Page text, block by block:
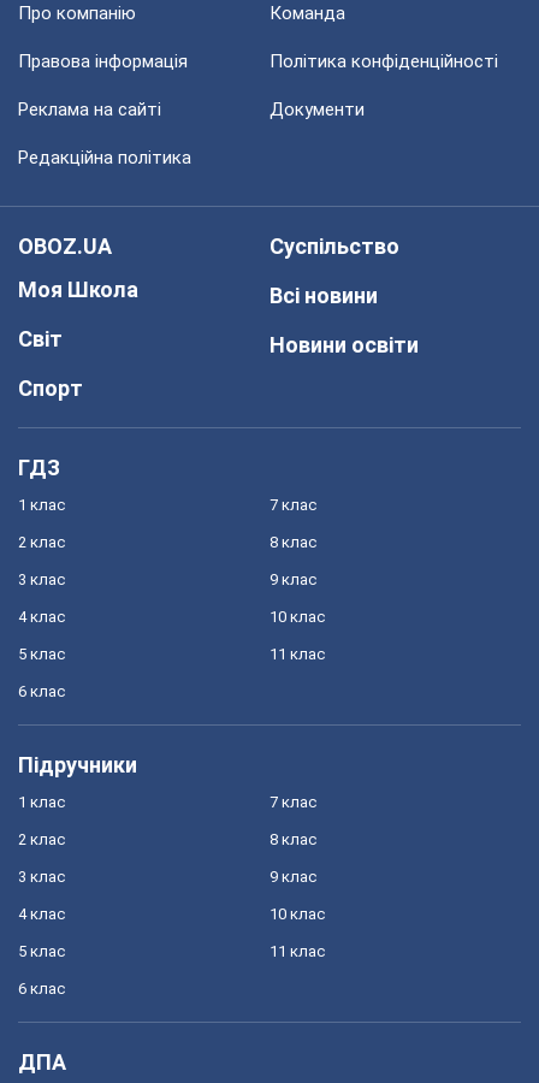
Про компанію Команда
Правова інформація Політика конфіденційності
Реклама на сайті Документи
Редакційна політика
OBOZ.UA
Моя Школа
Світ
Спорт
Суспільство
Всі новини
Новини освіти
ГДЗ
1 клас
2 клас
3 клас
4 клас
5 клас
6 клас
7 клас
8 клас
9 клас
10 клас
11 клас
Підручники
1 клас
2 клас
3 клас
4 клас
5 клас
6 клас
7 клас
8 клас
9 клас
10 клас
11 клас
ДПА